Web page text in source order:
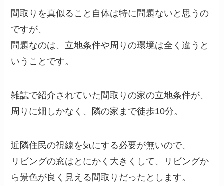
間取りを真似ること自体は特に問題ないと思うの
ですが、
問題なのは、立地条件や周りの環境は全く違うと
いうことです。
雑誌で紹介されていた間取りの家の立地条件が、
周りに畑しかなく、隣の家まで徒歩10分。
近隣住民の視線を気にする必要が無いので、
リビングの窓はとにかく大きくして、リビングか
ら景色が良く見える間取りだったとします。